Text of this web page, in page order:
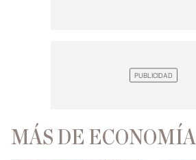
MÁS DE ECONOMÍA